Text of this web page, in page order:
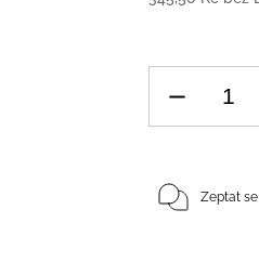
Zeptat se